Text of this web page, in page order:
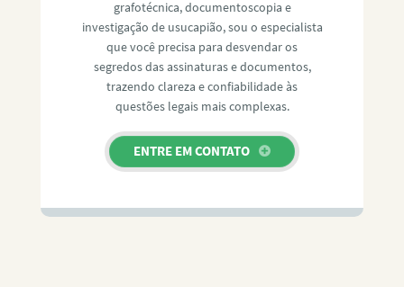
grafotécnica, documentoscopia e
investigação de usucapião, sou o especialista
que você precisa para desvendar os
segredos das assinaturas e documentos,
trazendo clareza e confiabilidade às
questões legais mais complexas.
ENTRE EM CONTATO